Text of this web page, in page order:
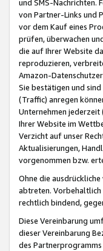
und SMS-Nachrichten.
von Partner-Links und
vor dem Kauf eines
prüfen, überwachen
die auf Ihrer Website
reproduzieren,
Amazon-
Sie bestätigen und
(Traffic) anregen
Unternehmen
Ihrer Website im
Verzicht auf unser
Aktualisierungen,
vorgenommen bzw.
Ohne die
abtreten. Vorbehaltlich
rechtlich bindend,
Diese Vereinbarung
dieser Vereinbarung
des